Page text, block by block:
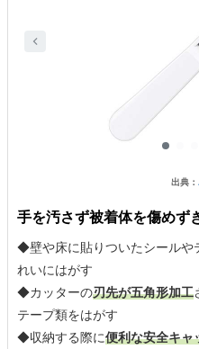
出典：
手を汚さず被着体を傷めず
◆壁や床に貼りついたシールや
れいにはがす
◆カッターの刃先が五角形加工
テープ類をはがす
◆収納する際に便利な安全キャ